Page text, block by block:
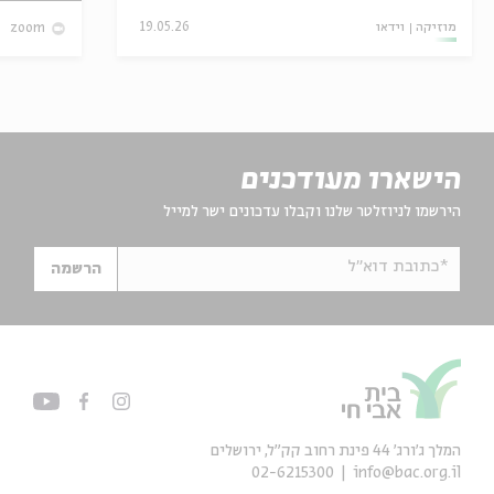
מוזיקה וידאו 19.05.26
zoom
הישארו מעודכנים
הירשמו לניוזלטר שלנו וקבלו עדכונים ישר למייל
*כתובת דוא"ל הרשמה
המלך ג'ורג' 44 פינת רחוב קק״ל, ירושלים
info@bac.org.il
02-6215300